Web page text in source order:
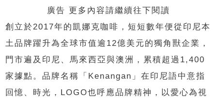
廣告 更多內容請繼續往下閱讀
創立於2017年的凱娜克咖啡，短短數年便從印尼本
土品牌躍升為全球市值逾12億美元的獨角獸企業，
門市遍及印尼、馬來西亞與澳洲，累積超過1,400
家據點。品牌名稱「Kenangan」在印尼語中意指
回憶、時光，LOGO也呼應品牌精神，以愛心為視